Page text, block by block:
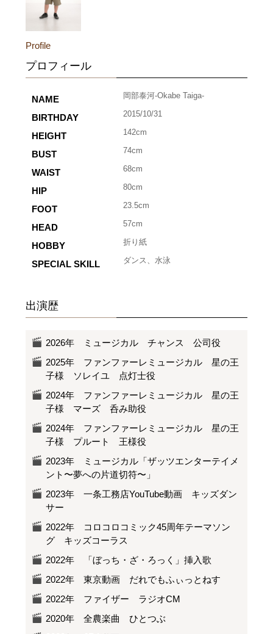
Profile
プロフィール
NAME 岡部泰河-Okabe Taiga-
BIRTHDAY 2015/10/31
HEIGHT 142cm
BUST 74cm
WAIST 68cm
HIP 80cm
FOOT 23.5cm
HEAD 57cm
HOBBY 折り紙
SPECIAL SKILL ダンス、水泳
出演歴
2026年 ミュージカル チャンス 公司役
2025年 ファンファーレミュージカル 星の王
子様 ソレイユ 点灯士役
2024年 ファンファーレミュージカル 星の王
子様 マーズ 呑み助役
2024年 ファンファーレミュージカル 星の王
子様 プルート 王様役
2023年 ミュージカル「ザッツエンターテイメ
ント〜夢への片道切符〜」
2023年 一条工務店YouTube動画 キッズダン
サー
2022年 コロコロコミック45周年テーマソン
グ キッズコーラス
2022年 「ぼっち・ざ・ろっく」挿入歌
2022年 東京動画 だれでもふぃっとねす
2022年 ファイザー ラジオCM
2020年 全農楽曲 ひとつぶ